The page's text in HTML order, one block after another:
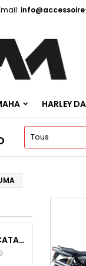
HARLEY
SUPPRESSION CATALYSEUR EN INOX POUR KAWASAKI Z900 A2, Z900E ET Z900 (2017 - 2024)